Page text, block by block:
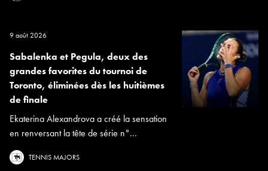
9 août 2026
Sabalenka et Pegula, deux des
grandes favorites du tournoi de
Toronto, éliminées dès les huitièmes
de finale
Ekaterina Alexandrova a créé la sensation
en renversant la tête de série n°...
TENNIS MAJORS